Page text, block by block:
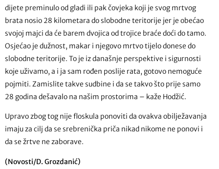
dijete preminulo od gladi ili pak čovjeka koji je svog mrtvog
brata nosio 28 kilometara do slobodne teritorije jer je obećao
svojoj majci da će barem dvojica od trojice braće doći do tamo.
Osjećao je dužnost, makar i njegovo mrtvo tijelo donese do
slobodne teritorije. To je iz današnje perspektive i sigurnosti
koje uživamo, a i ja sam rođen poslije rata, gotovo nemoguće
pojmiti. Zamislite takve sudbine i da se takvo što prije samo
28 godina dešavalo na našim prostorima – kaže Hodžić.
Upravo zbog tog nije floskula ponoviti da ovakva obilježavanja
imaju za cilj da se srebrenička priča nikad nikome ne ponovi i
da se žrtve ne zaborave.
(Novosti/D. Grozdanić)